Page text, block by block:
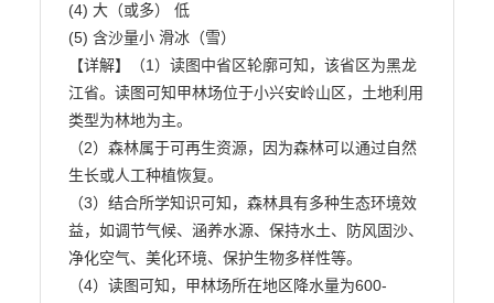
(4) 大（或多） 低
(5) 含沙量小 滑冰（雪）
【详解】（1）读图中省区轮廓可知，该省区为黑龙
江省。读图可知甲林场位于小兴安岭山区，土地利用
类型为林地为主。
（2）森林属于可再生资源，因为森林可以通过自然
生长或人工种植恢复。
（3）结合所学知识可知，森林具有多种生态环境效
益，如调节气候、涵养水源、保持水土、防风固沙、
净化空气、美化环境、保护生物多样性等。
（4）读图可知，甲林场所在地区降水量为600-